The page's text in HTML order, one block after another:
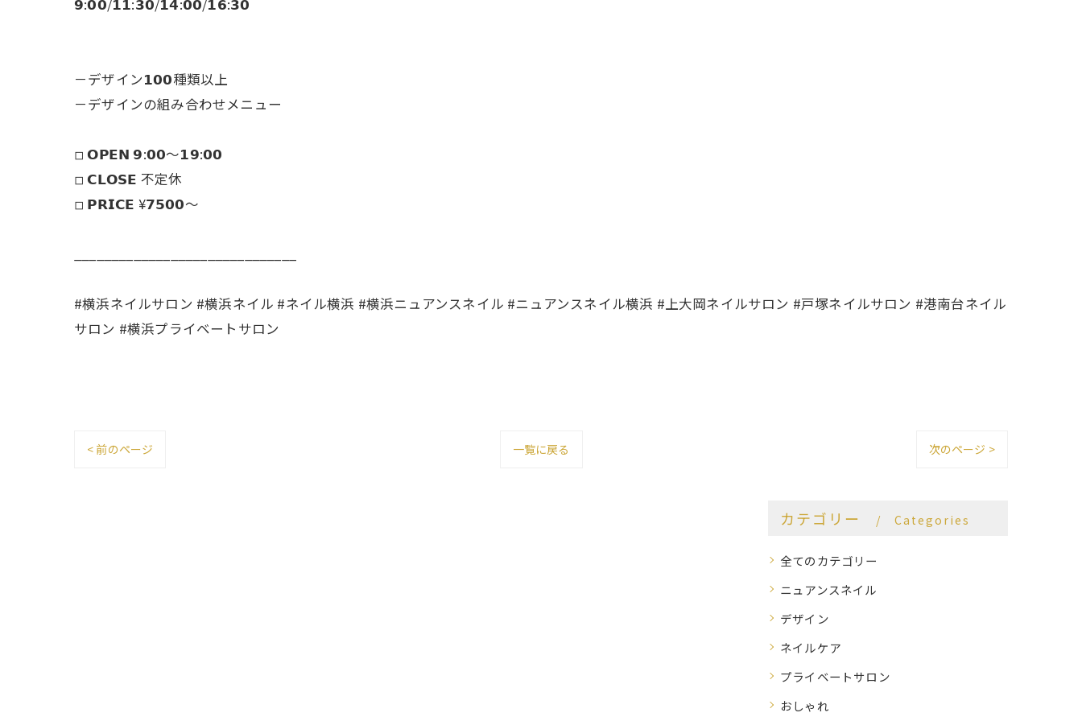
－デザイン𝟭𝟬𝟬種類以上
－デザインの組み合わせメニュー
◽︎ 𝗢𝗣𝗘𝗡 𝟵:𝟬𝟬～𝟭𝟵:𝟬𝟬
◽︎ 𝗖𝗟𝗢𝗦𝗘 不定休
◽︎ 𝗣𝗥𝗜𝗖𝗘 ¥𝟳𝟱𝟬𝟬～
#横浜ネイルサロン #横浜ネイル #ネイル横浜 #横浜ニュアンスネイル #ニュアンスネイル横浜 #上大岡ネイルサロン #戸塚ネイルサロン #港南台ネイル
サロン #横浜プライベートサロン
< 前のページ 一覧に戻る 次のページ >
カテゴリー Categories
全てのカテゴリー
ニュアンスネイル
デザイン
ネイルケア
プライベートサロン
おしゃれ